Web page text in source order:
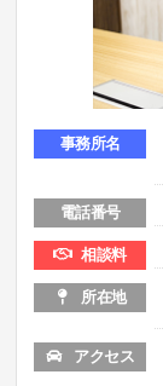
事務所名
電話番号
相談料
所在地
アクセス